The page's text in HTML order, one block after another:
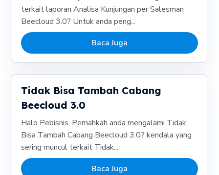
terkait laporan Analisa Kunjungan per Salesman
Beecloud 3.0? Untuk anda peng...
Baca Juga
Tidak Bisa Tambah Cabang
Beecloud 3.0
Halo Pebisnis, Pernahkah anda mengalami Tidak
Bisa Tambah Cabang Beecloud 3.0? kendala yang
sering muncul terkait Tidak...
Baca Juga